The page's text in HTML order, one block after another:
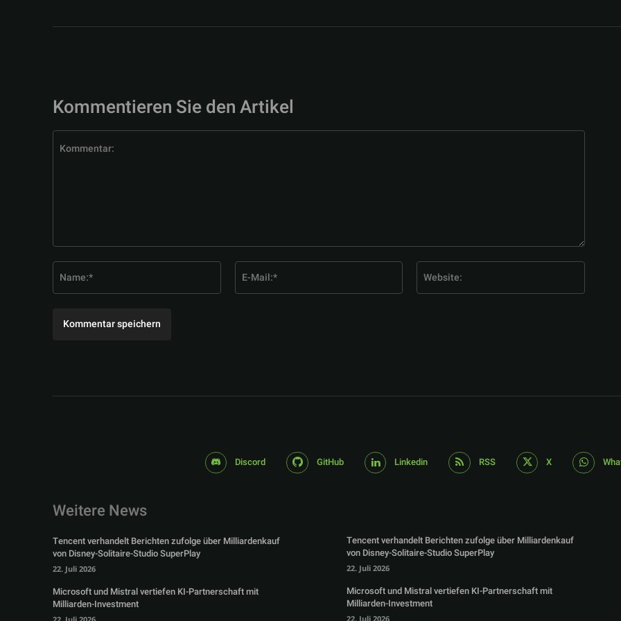
Kommentieren Sie den Artikel
Mail:*
Discord GitHub Linkedin RSS X
Weitere News
Tencent verhandelt Berichten zufolge über Milliardenkauf
von Disney-Solitaire-Studio SuperPlay
22. Juli 2026
Microsoft und Mistral vertiefen KI-Partnerschaft mit
Milliarden-Investment
Tencent verhandelt Berichten zufolge über Milliardenkauf
von Disney-Solitaire-Studio SuperPlay
22. Juli 2026
Microsoft und Mistral vertiefen KI-Partnerschaft mit
Milliarden-Investment
22. Juli 2026